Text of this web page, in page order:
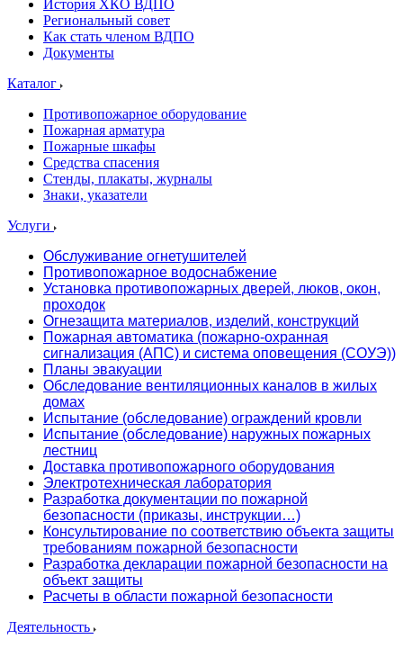
История ХКО ВДПО
Региональный совет
Как стать членом ВДПО
Документы
Каталог
Противопожарное оборудование
Пожарная арматура
Пожарные шкафы
Средства спасения
Стенды, плакаты, журналы
Знаки, указатели
Услуги
Обслуживание огнетушителей
Противопожарное водоснабжение
Установка противопожарных дверей, люков, окон,
проходок
Огнезащита материалов, изделий, конструкций
Пожарная автоматика (пожарно-охранная
сигнализация (АПС) и система оповещения (СОУЭ))
Планы эвакуации
Обследование вентиляционных каналов в жилых
домах
Испытание (обследование) ограждений кровли
Испытание (обследование) наружных пожарных
лестниц
Доставка противопожарного оборудования
Электротехническая лаборатория
Разработка документации по пожарной
безопасности (приказы, инструкции…)
Консультирование по соответствию объекта защиты
требованиям пожарной безопасности
Разработка декларации пожарной безопасности на
объект защиты
Расчеты в области пожарной безопасности
Деятельность